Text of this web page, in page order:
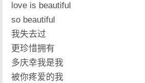
love is beautiful
so beautiful
我失去过
更珍惜拥有
多庆幸我是我
被你疼爱的我